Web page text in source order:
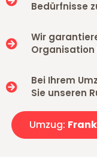
Bedürfnisse
Wir
Organisation
Bei Ihrem
Sie unseren
Umzug: